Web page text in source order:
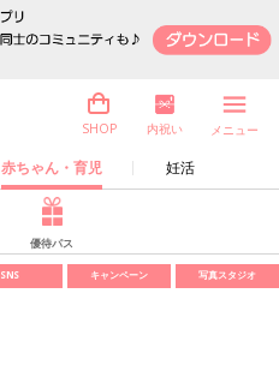
赤ちゃん・育児 妊活
SHOP 内祝い メニュー
優待パス
SNS キャンペーン 写真スタジオ